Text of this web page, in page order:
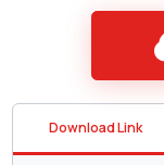
Download Link